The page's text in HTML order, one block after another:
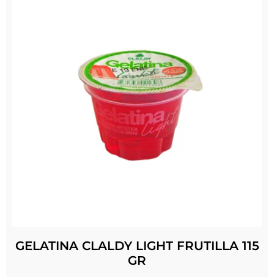
GELATINA CLALDY LIGHT FRUTILLA 115
GR